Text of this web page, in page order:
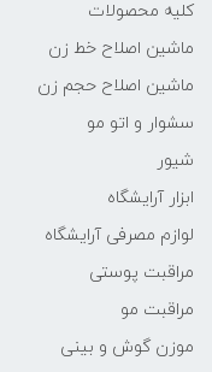
کلیه محصولات
ماشین اصلاح خط زن
ماشین اصلاح حجم زن
سشوار و اتو مو
شیور
ابزار آرایشگاه
لوازم مصرفی آرایشگاه
مراقبت پوستی
مراقبت مو
موزن گوش و بینی